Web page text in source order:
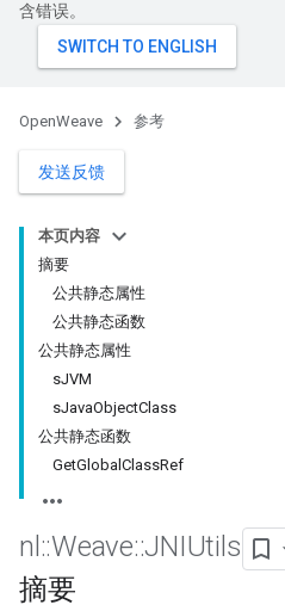
含错误。
OpenWeave 参考
发送反馈
本页内容
摘要
公共静态属性
公共静态函数
公共静态属性
sJVM
sJavaObjectClass
公共静态函数
GetGlobalClassRef
nl ::Weave::JNIUtils
摘要